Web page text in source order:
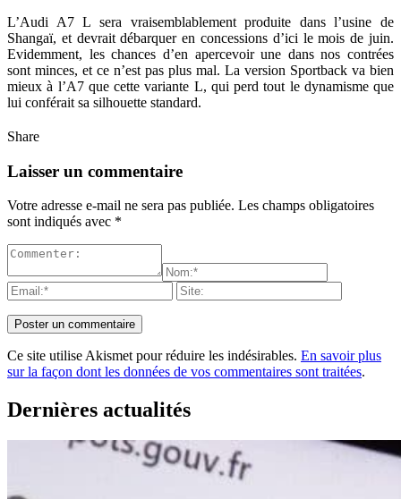
L’Audi A7 L sera vraisemblablement produite dans l’usine de
Shangaï, et devrait débarquer en concessions d’ici le mois de juin.
Evidemment, les chances d’en apercevoir une dans nos contrées
sont minces, et ce n’est pas plus mal. La version Sportback va bien
mieux à l’A7 que cette variante L, qui perd tout le dynamisme que
lui conférait sa silhouette standard.
Share
Laisser un commentaire
Votre adresse e-mail ne sera pas publiée. Les champs obligatoires
sont indiqués avec *
Ce site utilise Akismet pour réduire les indésirables. En savoir plus
sur la façon dont les données de vos commentaires sont traitées.
Dernières actualités